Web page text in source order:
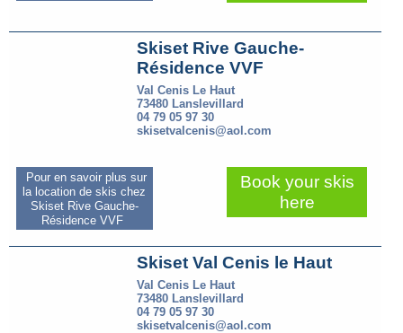
Skiset Rive Gauche-
Résidence VVF
Val Cenis Le Haut
73480 Lanslevillard
04 79 05 97 30
skisetvalcenis@aol.com
Pour en savoir plus sur
la location de skis chez
Skiset Rive Gauche-
Résidence VVF
Book your skis
here
Skiset Val Cenis le Haut
Val Cenis Le Haut
73480 Lanslevillard
04 79 05 97 30
skisetvalcenis@aol.com